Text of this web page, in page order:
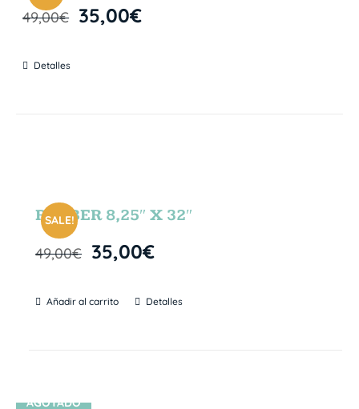
49,00€ 35,00€
Detalles
SALE!
RUBBER 8,25″ X 32″
49,00€ 35,00€
Añadir al carrito Detalles
AGOTADO